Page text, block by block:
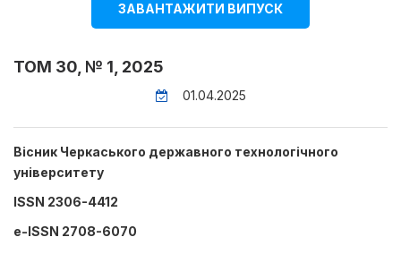
ЗАВАНТАЖИТИ ВИПУСК
ТОМ 30, № 1, 2025
01.04.2025
Вісник Черкаського державного технологічного
університету
ISSN 2306-4412
e-ISSN 2708-6070